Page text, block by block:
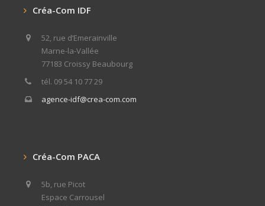
Créa-Com IDF
52, rue d’Emerainville
Marne-la-Vallée
77183 Croissy Beaubourg
tél. 09 54 10 77 29
agence-idf@crea-com.com
Créa-Com PACA
5b, rue Picot
Espace Carrousel